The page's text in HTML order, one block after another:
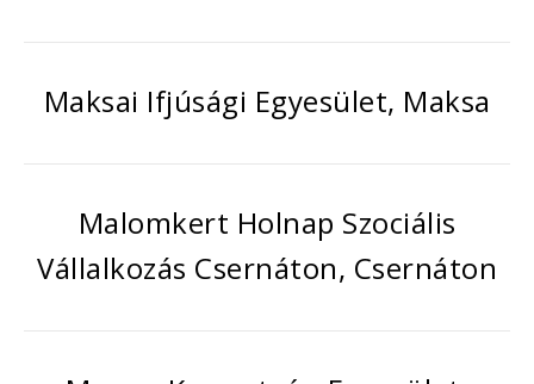
Maksai Ifjúsági Egyesület, Maksa
Malomkert Holnap Szociális
Vállalkozás Csernáton, Csernáton